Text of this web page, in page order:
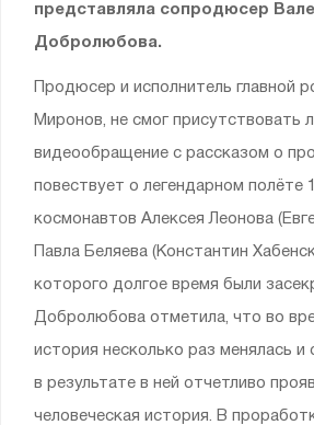
представляла сопродюсер
Добролюбова.
Продюсер и исполнитель главной
Миронов, не смог присутствовать
видеообращение с рассказом о
повествует о легендарном полёте
космонавтов Алексея Леонова
Павла Беляева (Константин
которого долгое время были
Добролюбова отметила, что во
история несколько раз менялась
в результате в ней отчетливо
человеческая история. В